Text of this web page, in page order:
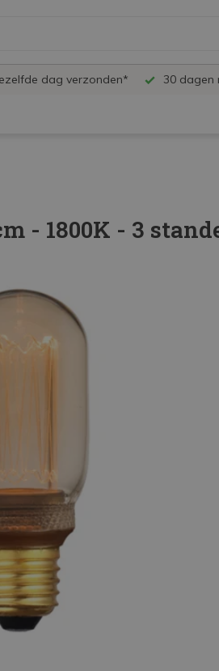
dag verzonden* 30 dagen
- 1800K - 3